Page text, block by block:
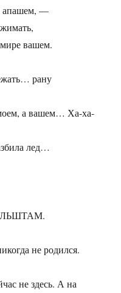
апашем, —
вашем.
рану
а вашем… Ха-ха-
лед…
не родился.
не здесь. А на